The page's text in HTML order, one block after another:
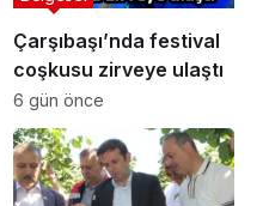
Çarşıbaşı’nda festival
coşkusu zirveye ulaştı
6 gün önce